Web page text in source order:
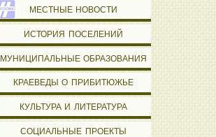
МЕСТНЫЕ НОВОСТИ
ИСТОРИЯ ПОСЕЛЕНИЙ
МУНИЦИПАЛЬНЫЕ ОБРАЗОВАНИЯ
КРАЕВЕДЫ О ПРИБИТЮЖЬЕ
КУЛЬТУРА И ЛИТЕРАТУРА
СОЦИАЛЬНЫЕ ПРОЕКТЫ